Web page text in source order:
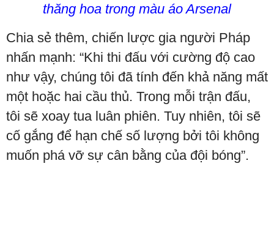
thăng hoa trong màu áo Arsenal
Chia sẻ thêm, chiến lược gia người Pháp
nhấn mạnh: “Khi thi đấu với cường độ cao
như vậy, chúng tôi đã tính đến khả năng mất
một hoặc hai cầu thủ. Trong mỗi trận đấu,
tôi sẽ xoay tua luân phiên. Tuy nhiên, tôi sẽ
cố gắng để hạn chế số lượng bởi tôi không
muốn phá vỡ sự cân bằng của đội bóng”.